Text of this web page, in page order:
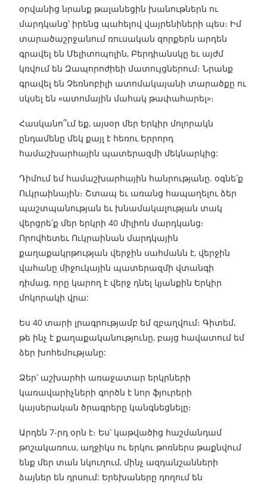
օրվանից նրանք թալանեցին խանութներն ու
մարդկանց՝ իրենց պահելով վայրենիների պես։ Իմ
տարածաշրջանում ռուսական զորքերն արդեն
գրավել են Մելիտոպոլին, Բերդիանսկը եւ այժմ
կռվում են Զապորոժիեի մատույցներում։ Նրանք
գրավել են Չեռնոբիլի ատոմակայանի տարածքը ու
սկսել են «ատոմային մահակ թափահարել»։
Հասկանո՞ւմ եք, այսօր մեր Երկիր մոլորակն
ընդամենը մեկ քայլ է հեռու Երրորդ
համաշխարհային պատերազմի մեկնարկից:
Դիմում եմ համաշխարհային հանրությանը. օգնե՛ք
Ուկրաինային։ Շտապ եւ առանց հապաղելու ձեր
պաշտպանության եւ խնամակալության տակ
վերցրե՛ք մեր երկրի 40 միլիոն մարդկանց։
Որովհետեւ Ուկրաինան մարդկային
քաղաքակրթության վերջին սահմանն է, վերջին
վահանը միջուկային պատերազմի վտանգի
դիմաց, որը կարող է վերջ դնել կյանքին Երկիր
մոկորակի վրա:
Ես 40 տարի լրագրությամբ եմ զբաղվում։ Գիտեմ,
թե ինչ է քաղաքականությունը, բայց հավատում եմ
ձեր խոհեմությանը:
Ձեր՝ աշխարհի առաջատար երկրների
կառավարիչների գործն է նոր ֆյուրերի
կայսերական ծրագրերը կանգնեցնելը։
Արդեն 7-րդ օրն է։ Ես՝ կաթվածից հաշմանդամ
թոշակառուս, աղջիկս ու երկու թոռներս թաքնվում
ենք մեր տան նկուղում, մինչ ազդանշանների
ձայներ են դրսում: Երեխաները դողում են